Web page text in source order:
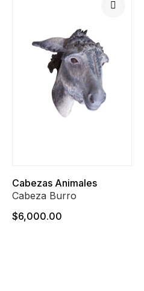
Cabezas Animales
Cabeza Burro
$6,000.00